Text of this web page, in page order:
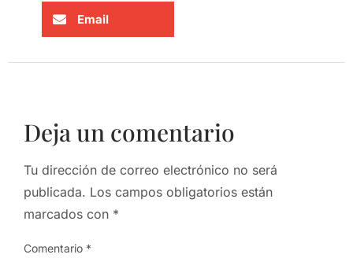
Email
Deja un comentario
Tu dirección de correo electrónico no será
publicada. Los campos obligatorios están
marcados con *
Comentario *